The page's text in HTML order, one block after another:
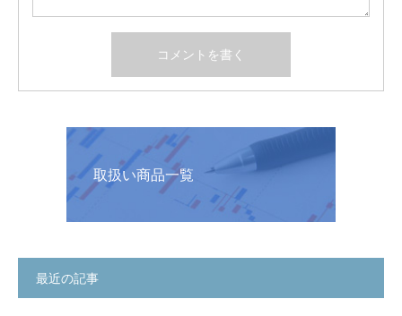
取扱い商品一覧
最近の記事